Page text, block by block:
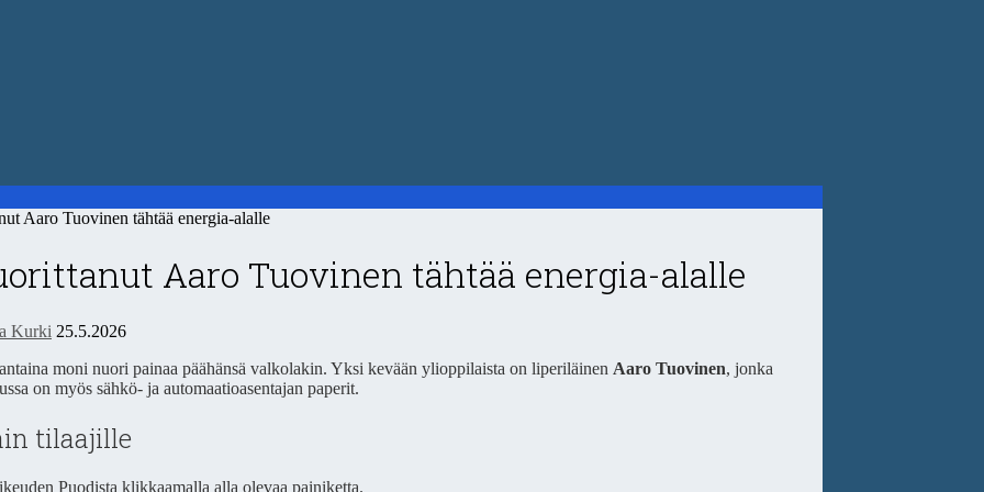
Aaro Tuovinen tähtää energia-alalle
Aaro Tuovinen tähtää energia-alalle
Kurki 25.5.2026
moni nuori painaa päähänsä valkolakin. Yksi kevään ylioppilaista on liperiläinen Aaro Tuovinen, jonka
on myös sähkö- ja automaatioasentajan paperit.
tilaajille
Puodista klikkaamalla alla olevaa painiketta.